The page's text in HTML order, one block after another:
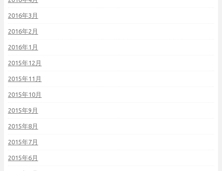
2016年3月
2016年2月
2016年1月
2015年12月
2015年11月
2015年10月
2015年9月
2015年8月
2015年7月
2015年6月